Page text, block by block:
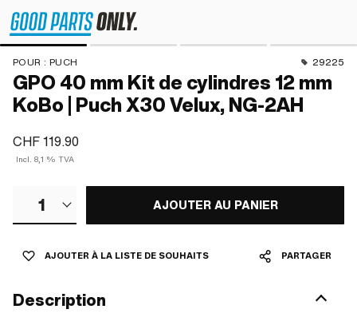
POUR : PUCH 29225
GPO 40 mm Kit de cylindres 12 mm
KoBo | Puch X30 Velux, NG-2AH
CHF 119.90
Incl. 8,1 % TVA
1 AJOUTER AU PANIER
AJOUTER À LA LISTE DE SOUHAITS PARTAGER
Description